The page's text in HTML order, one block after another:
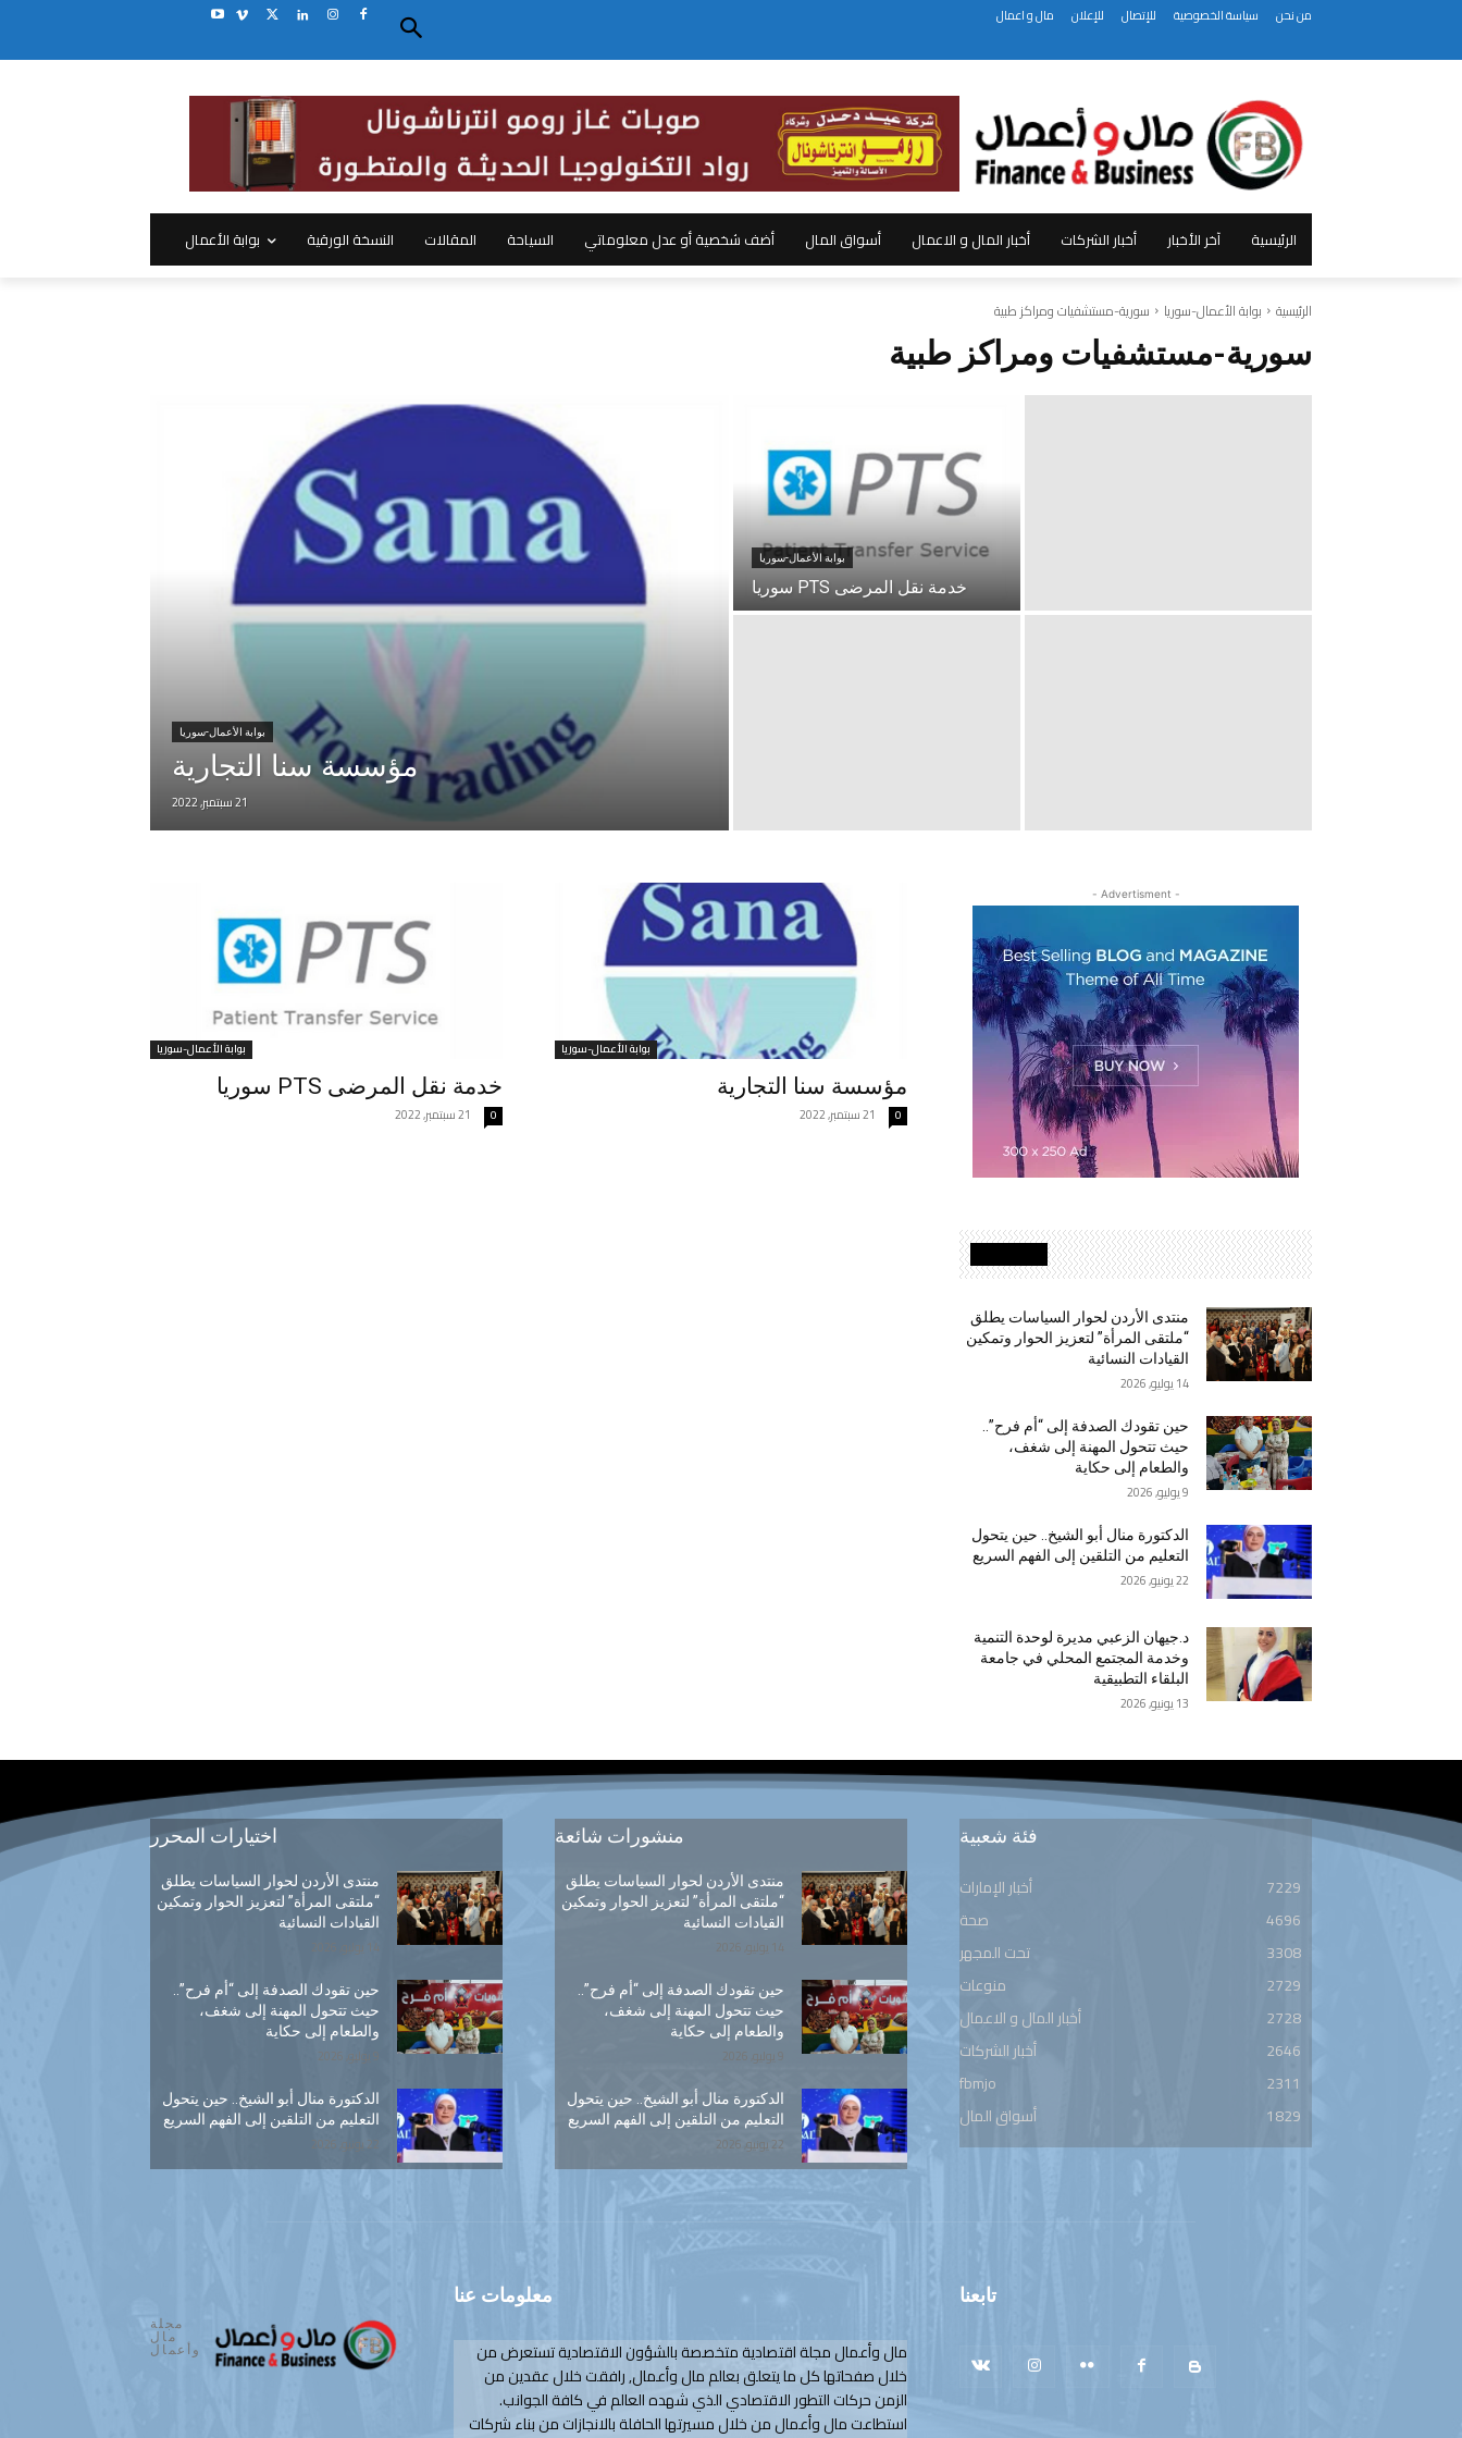
مال و اعمال للإعلان للإتصال سياسة الخصوصية من نحن
الرئيسية آخر الأخبار أخبار الشركات أخبار المال و الاعمال أسواق المال أضف شخصية أو عدل معلوماتي السياحة المقالات النسخة الورقية بوابة الأعمال
الرئيسية بوابة الأعمال-سوريا سورية-مستشفيات ومراكز طبية
سورية-مستشفيات ومراكز طبية
بوابة الأعمال-سوريا
مؤسسة سنا التجارية
21 سبتمبر, 2022
بوابة الأعمال-سوريا
خدمة نقل المرضى PTS سوريا
بوابة الأعمال-سوريا
مؤسسة سنا التجارية
21 سبتمبر, 2022 0
بوابة الأعمال-سوريا
خدمة نقل المرضى PTS سوريا
21 سبتمبر, 2022 0
- Advertisment -
منتدى الأردن لحوار السياسات يطلق
“ملتقى المرأة” لتعزيز الحوار وتمكين
القيادات النسائية
14 يوليو, 2026
حين تقودك الصدفة إلى “أم فرح”..
حيث تتحول المهنة إلى شغف،
والطعام إلى حكاية
9 يوليو, 2026
الدكتورة منال أبو الشيخ.. حين يتحول
التعليم من التلقين إلى الفهم السريع
22 يونيو, 2026
د.جيهان الزعبي مديرة لوحدة التنمية
وخدمة المجتمع المحلي في جامعة
البلقاء التطبيقية
13 يونيو, 2026
اختيارات المحرر
منتدى الأردن لحوار السياسات يطلق
“ملتقى المرأة” لتعزيز الحوار وتمكين
القيادات النسائية
14 يوليو, 2026
حين تقودك الصدفة إلى “أم فرح”..
حيث تتحول المهنة إلى شغف،
والطعام إلى حكاية
الدكتورة منال أبو الشيخ.. حين يتحول
التعليم من التلقين إلى الفهم السريع
22 يونيو, 2026
منشورات شائعة
منتدى الأردن لحوار السياسات يطلق
“ملتقى المرأة” لتعزيز الحوار وتمكين
القيادات النسائية
14 يوليو, 2026
حين تقودك الصدفة إلى “أم فرح”..
حيث تتحول المهنة إلى شغف،
والطعام إلى حكاية
9 يوليو, 2026
الدكتورة منال أبو الشيخ.. حين يتحول
التعليم من التلقين إلى الفهم السريع
22 يونيو, 2026
فئة شعبية
أخبار الإمارات
7229
صحة
4696
تحت المجهر
3308
منوعات
2729
أخبار المال و الاعمال
2728
أخبار الشركات
2646
fbmjo
2311
أسواق المال
1829
مجلة
مال
وأعمال
معلومات عنا
مال وأعمال مجلة اقتصادية متخصصة بالشؤون الاقتصادية تستعرض من
خلال صفحاتها كل ما يتعلق بعالم مال وأعمال, رافقت خلال عقدين من
الزمن حركات التطور الاقتصادي الذي شهده العالم في كافة الجوانب.
استطاعت مال وأعمال من خلال مسيرتها الحافلة بالانجازات من بناء شركات
تابعنا